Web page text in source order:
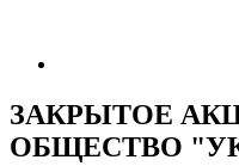
ЗАКРЫТОЕ
ОБЩЕСТВО